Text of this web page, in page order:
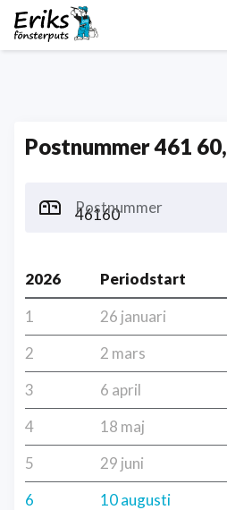
Postnummer 461 60,
Postnummer
2026 Periodstart
1
26 januari
2
2 mars
3
6 april
4
18 maj
5
29 juni
6
10 augusti